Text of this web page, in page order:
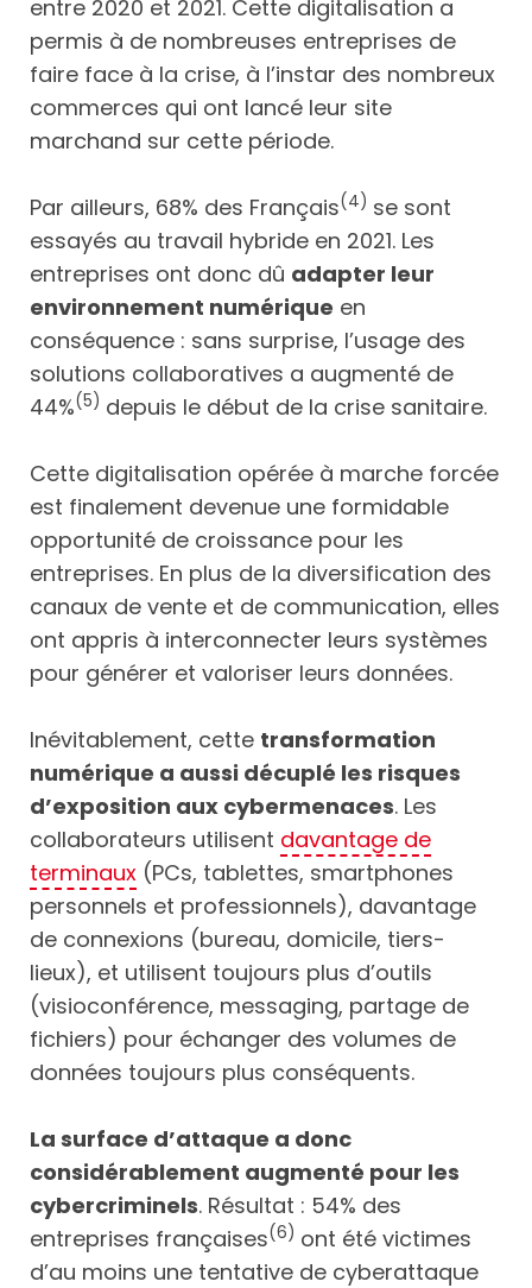
entre 2020 et 2021. Cette digitalisation a
permis à de nombreuses entreprises de
faire face à la crise, à l’instar des nombreux
commerces qui ont lancé leur site
marchand sur cette période.
Par ailleurs, 68% des Français(4) se sont
essayés au travail hybride en 2021. Les
entreprises ont donc dû adapter leur
environnement numérique en
conséquence : sans surprise, l’usage des
solutions collaboratives a augmenté de
44%(5) depuis le début de la crise sanitaire.
Cette digitalisation opérée à marche forcée
est finalement devenue une formidable
opportunité de croissance pour les
entreprises. En plus de la diversification des
canaux de vente et de communication, elles
ont appris à interconnecter leurs systèmes
pour générer et valoriser leurs données.
Inévitablement, cette transformation
numérique a aussi décuplé les risques
d’exposition aux cybermenaces. Les
collaborateurs utilisent davantage de
terminaux (PCs, tablettes, smartphones
personnels et professionnels), davantage
de connexions (bureau, domicile, tiers-
lieux), et utilisent toujours plus d’outils
(visioconférence, messaging, partage de
fichiers) pour échanger des volumes de
données toujours plus conséquents.
La surface d’attaque a donc
considérablement augmenté pour les
cybercriminels. Résultat : 54% des
entreprises françaises(6) ont été victimes
d’au moins une tentative de cyberattaque